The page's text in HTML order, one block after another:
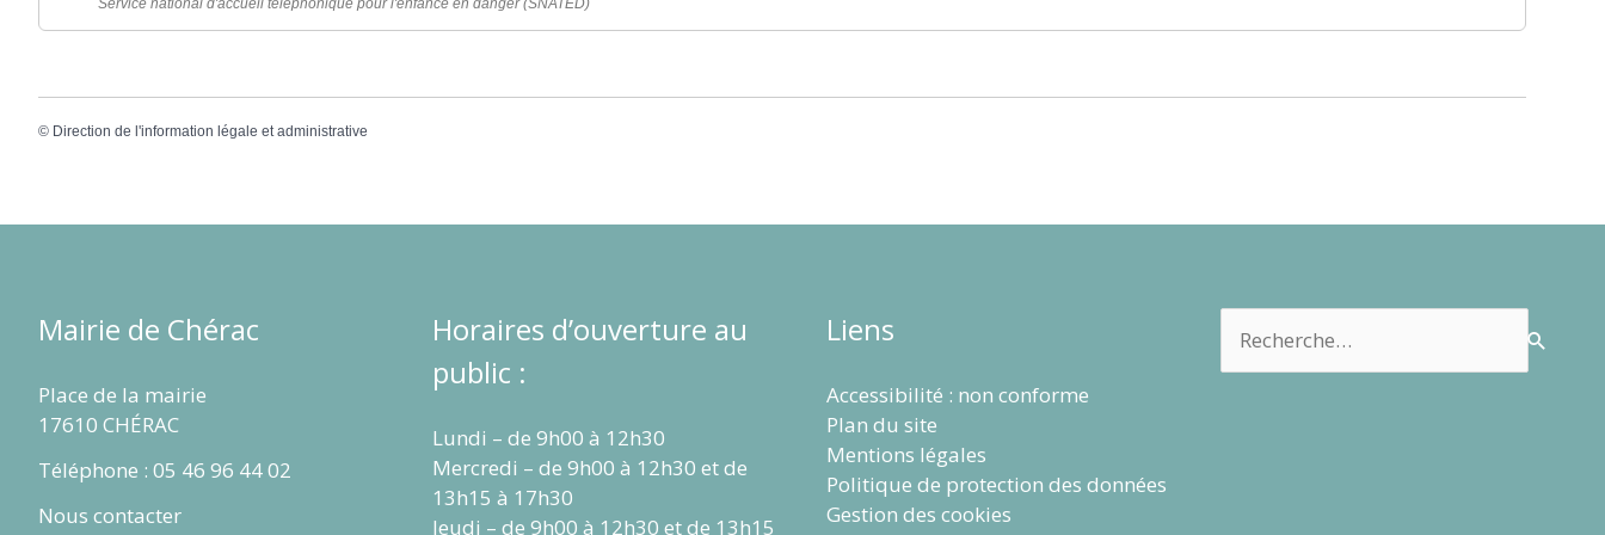
© Direction de l'information légale et administrative
Mairie de Chérac
Place de la mairie
17610 CHÉRAC
Téléphone : 05 46 96 44 02
Nous contacter
Horaires d’ouverture au
public :
Lundi – de 9h00 à 12h30
Mercredi – de 9h00 à 12h30 et de
13h15 à 17h30
Jeudi – de 9h00 à 12h30 et de 13h15
Liens
Accessibilité : non conforme
Plan du site
Mentions légales
Politique de protection des données
Gestion des cookies